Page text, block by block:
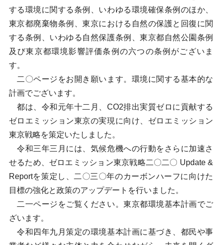
する環境に関する条例、いわゆる環境確保条例のほか、
東京都廃棄物条例、東京における自然の保護と回復に関
する条例、いわゆる自然保護条例、東京都自然公園条例
及び東京都環境影響評価条例の六つの条例がございま
す。
二〇ページをお開き願います。環境に関する基本的な
計画でございます。
都は、令和元年十二月、CO2排出実質ゼロに貢献する
ゼロエミッション東京の実現に向け、ゼロエミッション
東京戦略を策定いたしました。
令和三年三月には、気候危機への行動をさらに加速さ
せるため、ゼロエミッション東京戦略二〇二〇 Update &
Reportを策定し、二〇三〇年のカーボンハーフに向けた
目標の強化と政策のアップデートを行いました。
二一ページをご覧ください。東京都環境基本計画でご
ざいます。
令和四年九月策定の環境基本計画に基づき、都民や事